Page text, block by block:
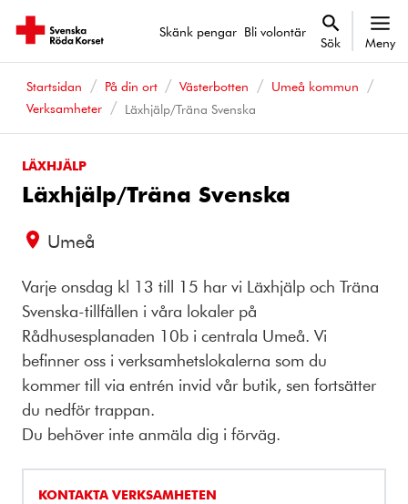
Skänk pengar Bli volontär
Sök Meny
Startsidan På din ort Västerbotten
Umeå kommun
Verksamheter
Läxhjälp/Träna Svenska
LÄXHJÄLP
Läxhjälp/Träna Svenska
Umeå
Varje onsdag kl 13 till 15 har vi Läxhjälp och Träna
Svenska-tillfällen i våra lokaler på
Rådhusesplanaden 10b i centrala Umeå. Vi
befinner oss i verksamhetslokalerna som du
kommer till via entrén invid vår butik, sen fortsätter
du nedför trappan.
Du behöver inte anmäla dig i förväg.
KONTAKTA VERKSAMHETEN